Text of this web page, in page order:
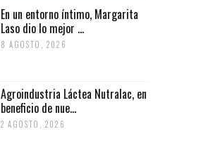
En un entorno íntimo, Margarita
Laso dio lo mejor ...
8 AGOSTO, 2026
Agroindustria Láctea Nutralac, en
beneficio de nue...
2 AGOSTO, 2026